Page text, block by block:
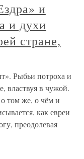
и
и духи
стране,
Рыбьи потроха и
властвуя в чужой.
том же, о чём и
как евреи
преодолевая